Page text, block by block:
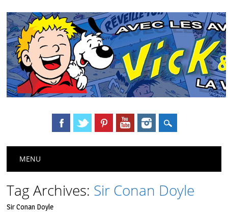
Main menu
MENU
Tag Archives: Sir Conan Doyle
Sir Conan Doyle